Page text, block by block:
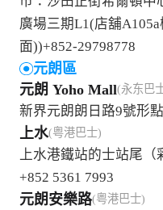
廣場三期L1(店舖
面))+852-29798778
元朗區
元朗 Yoho Mall(永东巴
新界元朗朗日路9號形
上水(粤港巴士)
上水港鐵站的士站尾（
+852 5361 7993
元朗安樂路(粤港巴士)